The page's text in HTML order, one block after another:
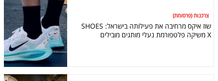
צרכנות (פרסומת)
שוז איקס מרחיבה את פעילותה בישראל: SHOES
X משיקה פלטפורמת נעלי מותגים מובילים